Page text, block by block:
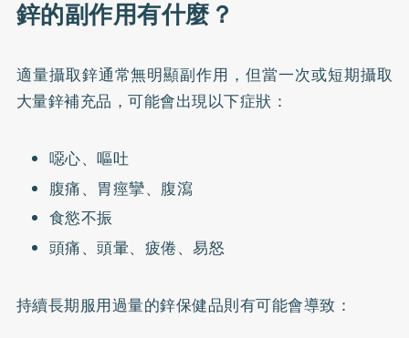
鋅的副作用有什麼？
適量攝取鋅通常無明顯副作用，但當一次或短期攝取
大量鋅補充品，可能會出現以下症狀：
噁心、嘔吐
腹痛、胃痙攣、腹瀉
食慾不振
頭痛、頭暈、疲倦、易怒
持續長期服用過量的鋅保健品則有可能會導致：